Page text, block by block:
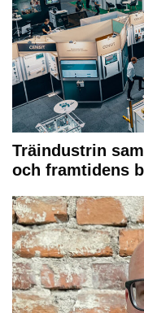
Träindustrin
och framtidens